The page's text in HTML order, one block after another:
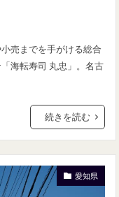
売までを手がける総合
海転寿司 丸忠」。名古
続きを読む
愛知県